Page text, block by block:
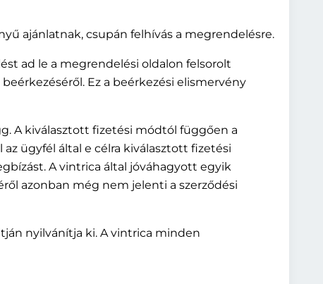
ajánlatnak, csupán felhívás a megrendelésre.
ad le a megrendelési oldalon felsorolt
Ez a beérkezési elismervény
A kiválasztott fizetési módtól függően a
ügyfél által e célra kiválasztott fizetési
A vintrica által jóváhagyott egyik
azonban még nem jelenti a szerződési
nyilvánítja ki. A vintrica minden